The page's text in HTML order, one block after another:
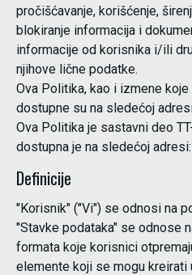
pročišćavanje, korišćenje,
blokiranje informacija i
informacije od korisnika i/ili
njihove lične podatke.
Ova Politika, kao i izmene koje
dostupne su na sledećoj
Ova Politika je sastavni deo
dostupna je na sledećoj
Definicije
"Korisnik" ("Vi") se odnosi na
"Stavke podataka" se odnose
formata koje korisnici
elemente koji se mogu